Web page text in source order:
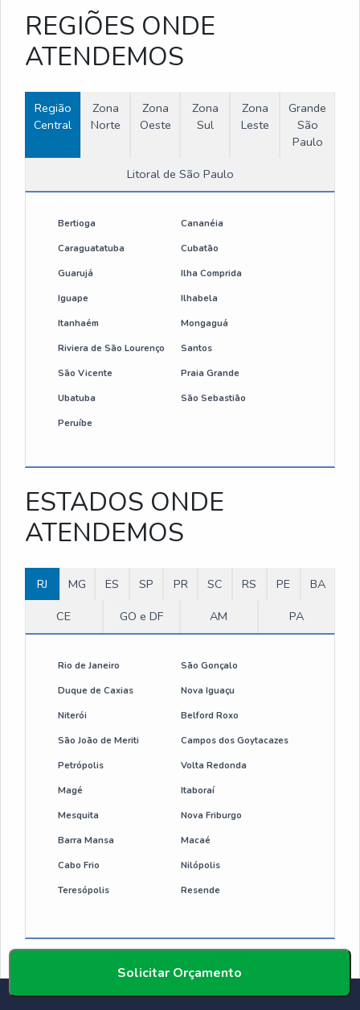
Solicitar Orçamento
REGIÕES ONDE
ATENDEMOS
Região
Central
Zona
Norte
Zona
Oeste
Zona
Sul
Zona
Leste
Grande
São
Paulo
Litoral de São Paulo
Bertioga Cananéia
Caraguatatuba Cubatão
Guarujá Ilha Comprida
Iguape Ilhabela
Itanhaém Mongaguá
Riviera de São Lourenço Santos
São Vicente Praia Grande
Ubatuba São Sebastião
Peruíbe
ESTADOS ONDE
ATENDEMOS
RJ MG ES SP PR SC RS PE
BA
CE
GO e DF AM PA
Rio de Janeiro São Gonçalo
Duque de Caxias Nova Iguaçu
Niterói Belford Roxo
São João de Meriti Campos dos Goytacazes
Petrópolis Volta Redonda
Magé Itaboraí
Mesquita Nova Friburgo
Barra Mansa Macaé
Cabo Frio Nilópolis
Teresópolis Resende